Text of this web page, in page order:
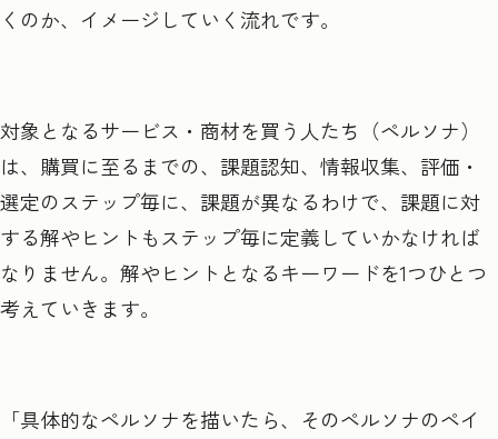
くのか、イメージしていく流れです。
対象となるサービス・商材を買う人たち（ペルソナ）
は、購買に至るまでの、課題認知、情報収集、評価・
選定のステップ毎に、課題が異なるわけで、課題に対
する解やヒントもステップ毎に定義していかなければ
なりません。解やヒントとなるキーワードを1つひとつ
考えていきます。
「具体的なペルソナを描いたら、そのペルソナのペイ